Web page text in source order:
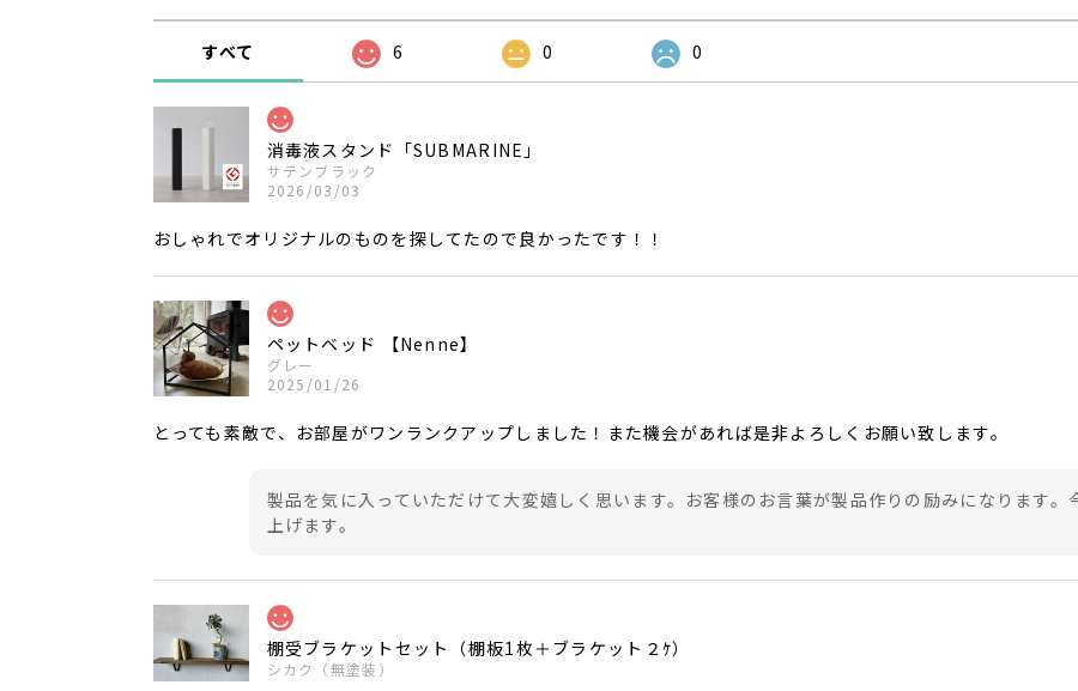
すべて 6 0 0
消毒液スタンド「SUBMARINE」
サテンブラック
2026/03/03
おしゃれでオリジナルのものを探してたので良かったです！！
ペットベッド 【Nenne】
グレー
2025/01/26
とっても素敵で、お部屋がワンランクアップしました！また機会があれば是非よろしくお願い致します。
製品を気に入っていただけて大変嬉しく思います。お客様のお言葉が製品作りの励みになります
上げます。
棚受ブラケットセット（棚板1枚＋ブラケット２ｹ）
シカク（無塗装）